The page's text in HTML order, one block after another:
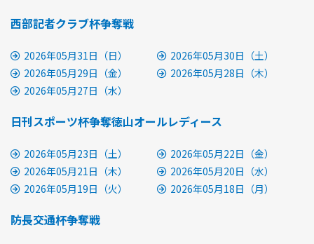
西部記者クラブ杯争奪戦
2026年05月31日（日）
2026年05月30日（土）
2026年05月29日（金）
2026年05月28日（木）
2026年05月27日（水）
日刊スポーツ杯争奪徳山オールレディース
2026年05月23日（土）
2026年05月22日（金）
2026年05月21日（木）
2026年05月20日（水）
2026年05月19日（火）
2026年05月18日（月）
防長交通杯争奪戦